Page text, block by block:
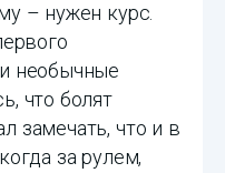
– нужен курс.
необычные
что болят
замечать, что и в
за рулем,